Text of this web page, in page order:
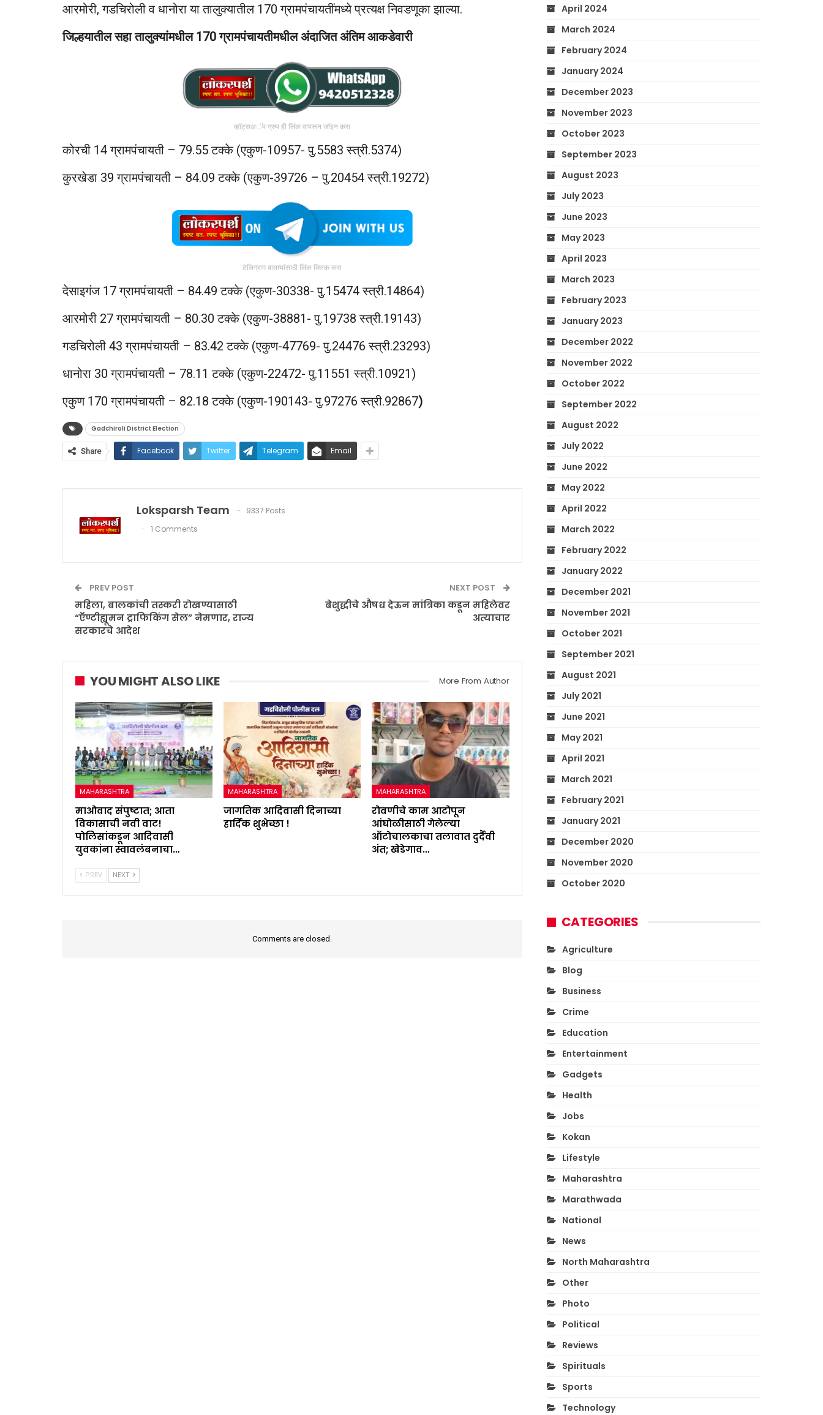
आरमोरी, गडचिरोली व धानोरा या तालुक्यातील 170 ग्रामपंचायतींमध्ये प्रत्यक्ष निवडणूका झाल्या.
जिल्हयातील सहा तालुक्यांमधील 170 ग्रामपंचायतीमधील अंदाजित अंतिम आकडेवारी
व्हॉट्सअॅप ग्रुप ही लिंक वापरून जॉइन करा
कोरची 14 ग्रामपंचायती – 79.55 टक्के (एकुण-10957- पु.5583 स्त्री.5374)
कुरखेडा 39 ग्रामपंचायती – 84.09 टक्के (एकुण-39726 – पु.20454 स्त्री.19272)
टेलिग्राम बातम्यांसाठी लिंक क्लिक करा
देसाइगंज 17 ग्रामपंचायती – 84.49 टक्के (एकुण-30338- पु.15474 स्त्री.14864)
आरमोरी 27 ग्रामपंचायती – 80.30 टक्के (एकुण-38881- पु.19738 स्त्री.19143)
गडचिरोली 43 ग्रामपंचायती – 83.42 टक्के (एकुण-47769- पु.24476 स्त्री.23293)
धानोरा 30 ग्रामपंचायती – 78.11 टक्के (एकुण-22472- पु.11551 स्त्री.10921)
एकुण 170 ग्रामपंचायती – 82.18 टक्के (एकुण-190143- पु.97276 स्त्री.92867)
Gadchiroli District Election
Share Facebook Twitter Telegram Email
Loksparsh Team
9337 Posts
1 Comments
PREV POST
महिला, बालकांची तस्करी रोखण्यासाठी
“ऍण्टीह्यूमन ट्राफिकिंग सेल” नेमणार, राज्य
सरकारचे आदेश
NEXT POST
बेशुद्धीचे औषध देऊन मांत्रिका कडून महिलेवर
अत्याचार
YOU MIGHT ALSO LIKE More From Author
MAHARASHTRA
माओवाद संपुष्टात; आता
विकासाची नवी वाट!
पोलिसांकडून आदिवासी
युवकांना स्वावलंबनाचा…
MAHARASHTRA
जागतिक आदिवासी दिनाच्या
हार्दिक शुभेच्छा !
MAHARASHTRA
रोवणीचे काम आटोपून
आंघोळीसाठी गेलेल्या
ऑटोचालकाचा तलावात दुर्दैवी
अंत; खेडेगाव…
PREV NEXT
Comments are closed.
April 2024
March 2024
February 2024
January 2024
December 2023
November 2023
October 2023
September 2023
August 2023
July 2023
June 2023
May 2023
April 2023
March 2023
February 2023
January 2023
December 2022
November 2022
October 2022
September 2022
August 2022
July 2022
June 2022
May 2022
April 2022
March 2022
February 2022
January 2022
December 2021
November 2021
October 2021
September 2021
August 2021
July 2021
June 2021
May 2021
April 2021
March 2021
February 2021
January 2021
December 2020
November 2020
October 2020
CATEGORIES
Agriculture
Blog
Business
Crime
Education
Entertainment
Gadgets
Health
Jobs
Kokan
Lifestyle
Maharashtra
Marathwada
National
News
North Maharashtra
Other
Photo
Political
Reviews
Spirituals
Sports
Technology